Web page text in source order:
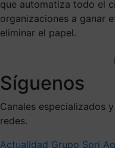
que automatiza todo el
organizaciones a ganar
eliminar el papel.
Síguenos
Canales especializados
redes.
Actualidad Grupo Spri